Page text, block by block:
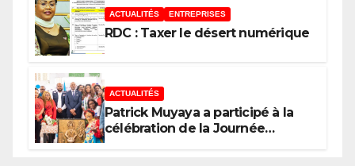
ACTUALITÉS ENTREPRISES
RDC : Taxer le désert numérique
ACTUALITÉS
Patrick Muyaya a participé à la
célébration de la Journée